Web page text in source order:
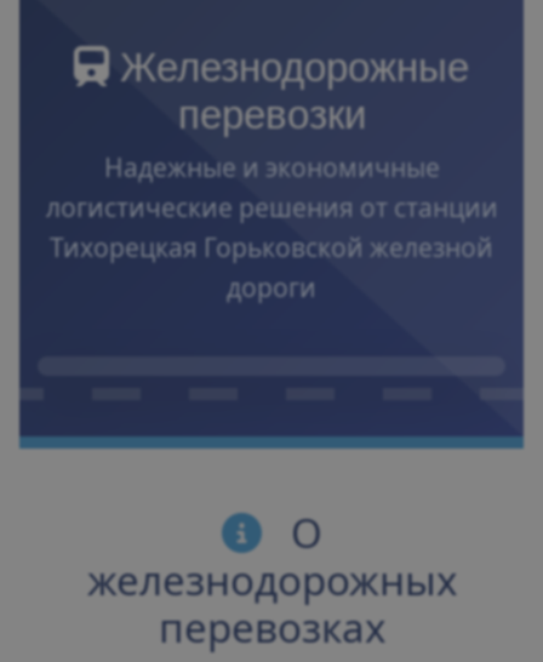
Железнодорожные
перевозки
Надежные и экономичные
логистические решения от станции
Тихорецкая Горьковской железной
дороги
О
железнодорожных
перевозках